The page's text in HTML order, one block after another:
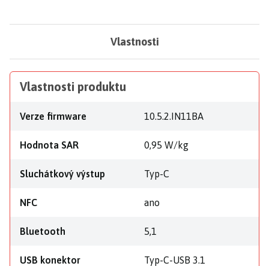
Vlastnosti
Vlastnosti produktu
Verze firmware 10.5.2.IN11BA
Hodnota SAR 0,95 W/kg
Sluchátkový výstup Typ-C
NFC ano
Bluetooth 5,1
USB konektor Typ-C-USB 3.1